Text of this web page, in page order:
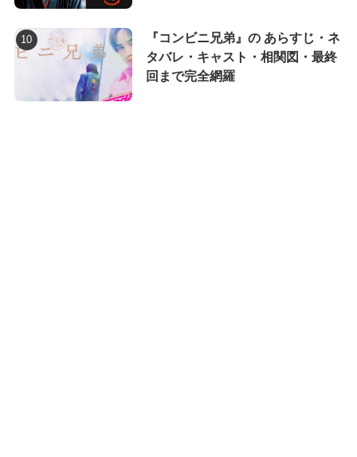
『コンビニ兄弟』の あらすじ・ネ
タバレ・キャスト・相関図・最終
回まで完全網羅